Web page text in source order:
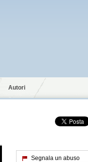
Autori
Segnala un abuso